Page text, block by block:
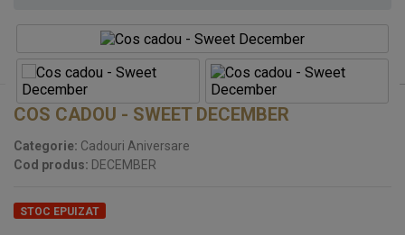
COS CADOU - SWEET DECEMBER
Categorie: Cadouri Aniversare
Cod produs: DECEMBER
STOC EPUIZAT